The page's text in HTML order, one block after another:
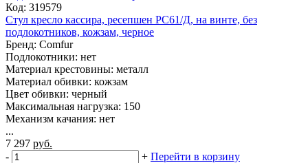
Код: 319579
Стул кресло кассира, ресепшен РС61/Д, на винте, без
подлокотников, кожзам, черное
Бренд: Comfur
Подлокотники: нет
Материал крестовины: металл
Материал обивки: кожзам
Цвет обивки: черный
Максимальная нагрузка: 150
Механизм качания: нет
...
7 297 руб.
-
+ Перейти в корзину